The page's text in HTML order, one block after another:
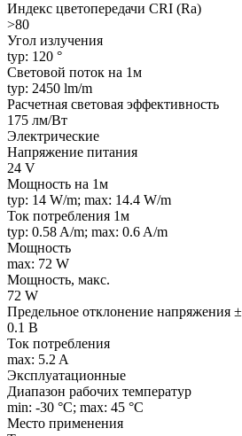
Индекс цветопередачи CRI (Ra)
>80
Угол излучения
typ: 120 °
Световой поток на 1м
typ: 2450 lm/m
Расчетная световая эффективность
175 лм/Вт
Электрические
Напряжение питания
24 V
Мощность на 1м
typ: 14 W/m; max: 14.4 W/m
Ток потребления 1м
typ: 0.58 A/m; max: 0.6 A/m
Мощность
max: 72 W
Мощность, макс.
72 W
Предельное отклонение напряжения ±
0.1 В
Ток потребления
max: 5.2 A
Эксплуатационные
Диапазон рабочих температур
min: -30 °C; max: 45 °C
Место применения